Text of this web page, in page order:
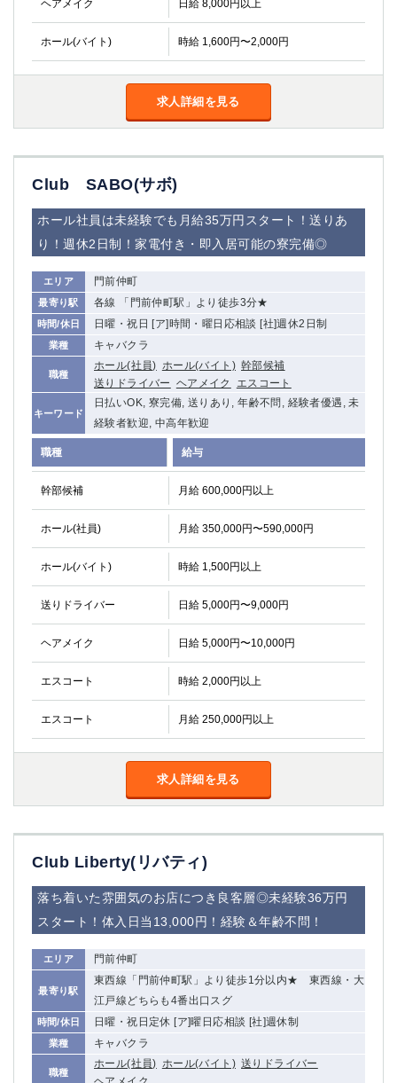
ヘアメイク 日給 8,000円以上
ホール(バイト) 時給 1,600円〜2,000円
求人詳細を見る
Club SABO(サボ)
ホール社員は未経験でも月給35万円スタート！送りあ
り！週休2日制！家電付き・即入居可能の寮完備◎
エリア 門前仲町
最寄り駅 各線 「門前仲町駅」より徒歩3分★
時間/休日 日曜・祝日 [ア]時間・曜日応相談 [社]週休2日制
業種 キャバクラ
職種
ホール(社員) ホール(バイト) 幹部候補
送りドライバー ヘアメイク エスコート
キーワード
日払いOK, 寮完備, 送りあり, 年齢不問, 経験者優遇, 未
経験者歓迎, 中高年歓迎
職種 給与
幹部候補 月給 600,000円以上
ホール(社員) 月給 350,000円〜590,000円
ホール(バイト) 時給 1,500円以上
送りドライバー 日給 5,000円〜9,000円
ヘアメイク 日給 5,000円〜10,000円
エスコート 時給 2,000円以上
エスコート 月給 250,000円以上
求人詳細を見る
Club Liberty(リバティ)
落ち着いた雰囲気のお店につき良客層◎未経験36万円
スタート！体入日当13,000円！経験＆年齢不問！
エリア 門前仲町
最寄り駅
東西線「門前仲町駅」より徒歩1分以内★ 東西線・大
江戸線どちらも4番出口スグ
時間/休日 日曜・祝日定休 [ア]曜日応相談 [社]週休制
業種 キャバクラ
職種
ホール(社員) ホール(バイト) 送りドライバー
新小岩
幡ヶ谷
市川
西麻布
川崎
本厚木
新横浜
藤沢
平塚
武蔵小杉
橋本
小田原
関内・馬車道・日ノ出町 武蔵新城
元住吉
茅ヶ崎
戸塚
大船
相模原
厚木
桜木町
埼玉県
大宮
南越谷
志木
川越
草加
南浦和
獨協大学前＜草加松原＞
春日部
川口
蕨
千葉県
船橋
津田沼
成田
千葉
西船橋
佐倉
木更津
下総中山
茂原
松戸
八千代台
本八幡
東金
浦安
栃木県
宇都宮
小山
東武宇都宮（宇都宮西口）
茨城県
土浦 ひたち野うしく
群馬県